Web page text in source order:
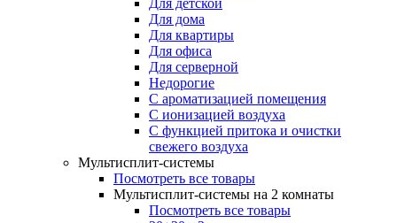
Для детской
Для дома
Для квартиры
Для офиса
Для серверной
Недорогие
С ароматизацией помещения
С ионизацией воздуха
С функцией притока и очистки
свежего воздуха
Мультисплит-системы
Посмотреть все товары
Мультисплит-системы на 2 комнаты
Посмотреть все товары